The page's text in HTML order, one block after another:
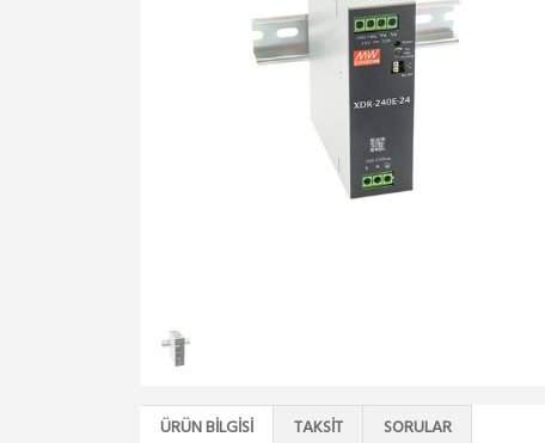
ÜRÜN BILGISI TAKSIT
SORULAR